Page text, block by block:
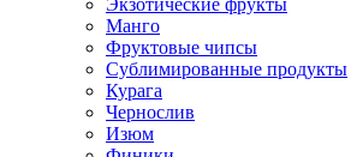
Манго
Фруктовые чипсы
Сублимированные продукты
Курага
Чернослив
Изюм